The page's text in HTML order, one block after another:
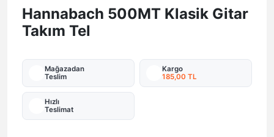
Hannabach 500MT Klasik Gitar
Takım Tel
Mağazadan
Teslim
Kargo
185,00 TL
Hızlı
Teslimat